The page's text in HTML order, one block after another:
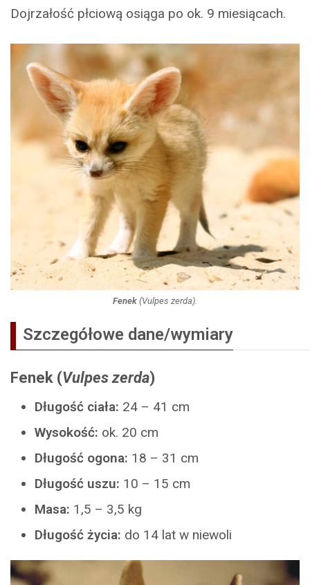
Dojrzałość płciową osiąga po ok. 9 miesiącach.
Fenek (Vulpes zerda).
Szczegółowe dane/wymiary
Fenek (Vulpes zerda)
Długość ciała: 24 – 41 cm
Wysokość: ok. 20 cm
Długość ogona: 18 – 31 cm
Długość uszu: 10 – 15 cm
Masa: 1,5 – 3,5 kg
Długość życia: do 14 lat w niewoli